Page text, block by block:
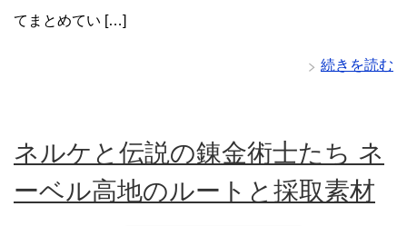
てまとめてい […]
続きを読む
ネルケと伝説の錬金術士たち ネ
ーベル高地のルートと採取素材